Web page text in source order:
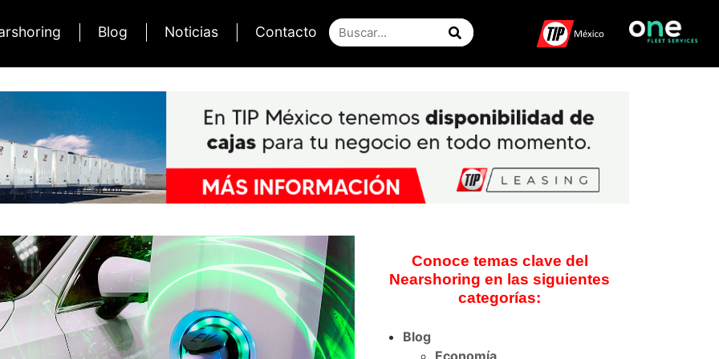
Blog Noticias Contacto
Conoce temas clave del
Nearshoring en las siguientes
categorías:
Blog
Economía